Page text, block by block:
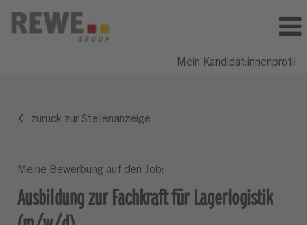
Mein Kandidat:innenprofil